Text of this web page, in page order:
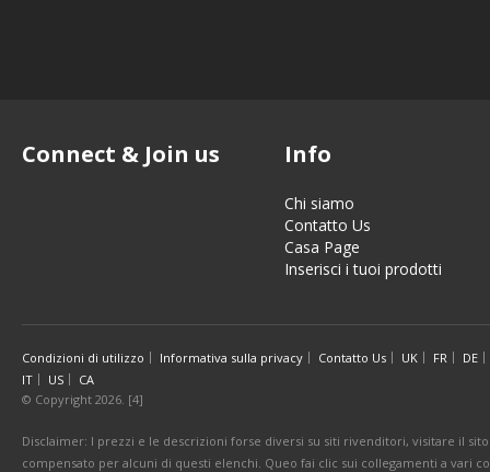
Connect & Join us Info
Chi siamo
Contatto Us
Casa Page
Inserisci i tuoi prodotti
Condizioni di utilizzo Informativa sulla privacy Contatto Us UK FR
DE
IT
US
CA
© Copyright 2026. [4]
Disclaimer: I prezzi e le descrizioni forse diversi su siti rivenditori, visitare il
compensato per alcuni di questi elenchi. Queo fai clic sui collegamenti a vari